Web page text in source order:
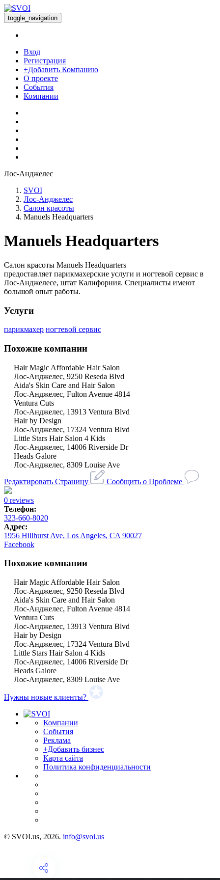
toggle_navigation
Вход
Регистрация
+Добавить Компанию
О проекте
События
Компании
Лос-Анджелес
SVOI
Лос-Анджелес
Салон красоты
Manuels Headquarters
Manuels Headquarters
Салон красоты Manuels Headquarters
предоставляет парикмахерские услуги и ногтевой сервис в
Лос-Анджелесе, штат Калифорния. Специалисты имеют
большой опыт работы.
Услуги
парикмахер ногтевой сервис
Похожие компании
Hair Magic Affordable Hair Salon
Лос-Анджелес, 9250 Reseda Blvd
Aida's Skin Care and Hair Salon
Лос-Анджелес, Fulton Avenue 4814
Ventura Cuts
Лос-Анджелес, 13913 Ventura Blvd
Hair by Design
Лос-Анджелес, 17324 Ventura Blvd
Little Stars Hair Salon 4 Kids
Лос-Анджелес, 14006 Riverside Dr
Heads Galore
Лос-Анджелес, 8309 Louise Ave
Редактировать Страницу
Сообщить о Проблеме
0 reviews
Телефон:
323-660-8020
Адрес:
1956 Hillhurst Ave, Los Angeles, CA 90027
Facebook
Похожие компании
Hair Magic Affordable Hair Salon
Лос-Анджелес, 9250 Reseda Blvd
Aida's Skin Care and Hair Salon
Лос-Анджелес, Fulton Avenue 4814
Ventura Cuts
Лос-Анджелес, 13913 Ventura Blvd
Hair by Design
Лос-Анджелес, 17324 Ventura Blvd
Little Stars Hair Salon 4 Kids
Лос-Анджелес, 14006 Riverside Dr
Heads Galore
Лос-Анджелес, 8309 Louise Ave
Нужны новые клиенты?
Компании
События
Реклама
+Добавить бизнес
Карта сайта
Политика конфиденциальности
© SVOI.us, 2026. info@svoi.us